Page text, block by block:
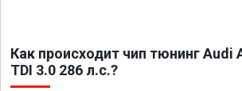
Как происходит чип тюнинг Audi
TDI 3.0 286 л.с.?